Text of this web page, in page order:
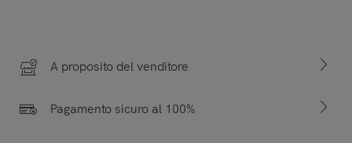
A proposito del venditore
Pagamento sicuro al 100%